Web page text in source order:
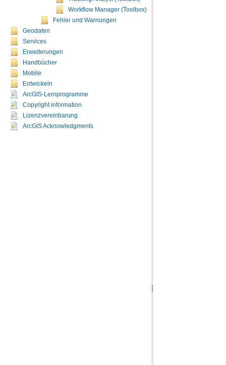
Workflow Manager (Toolbox)
Fehler und Warnungen
Geodaten
Services
Erweiterungen
Handbücher
Mobile
Entwickeln
ArcGIS-Lernprogramme
Copyright information
Lizenzvereinbarung
ArcGIS Acknowledgments